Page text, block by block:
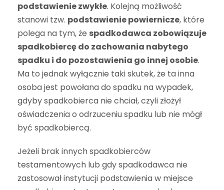
podstawienie zwykłe. Kolejną możliwość
stanowi tzw. podstawienie powiernicze, które
polega na tym, że spadkodawca zobowiązuje
spadkobiercę do zachowania nabytego
spadku i do pozostawienia go innej osobie.
Ma to jednak wyłącznie taki skutek, że ta inna
osoba jest powołana do spadku na wypadek,
gdyby spadkobierca nie chciał, czyli złożył
oświadczenia o odrzuceniu spadku lub nie mógł
być spadkobiercą.
Jeżeli brak innych spadkobierców
testamentowych lub gdy spadkodawca nie
zastosował instytucji podstawienia w miejsce